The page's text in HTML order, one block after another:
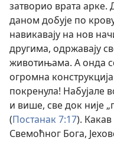
затворио врата
даном добује по
навикавају на нов
другима, одржавају
животињама. А онда
огромна
покренула! Набујале
и више, све док није
(Постанак 7:17).
Свемоћног Бога,